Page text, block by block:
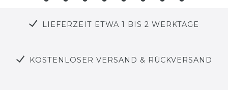
LIEFERZEIT ETWA 1 BIS 2 WERKTAGE
KOSTENLOSER VERSAND & RÜCKVERSAND